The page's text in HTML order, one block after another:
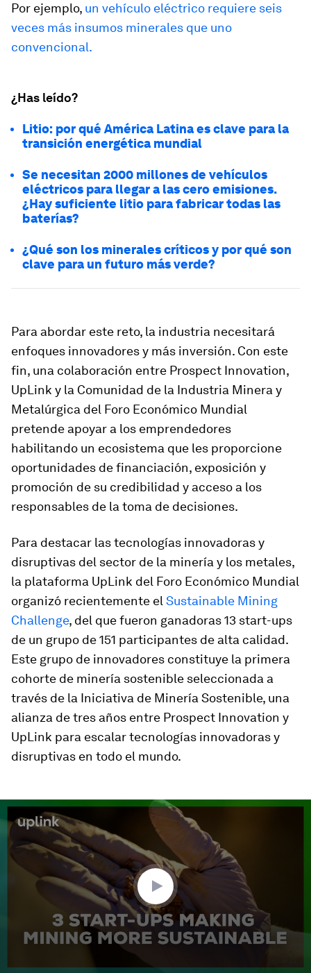
Por ejemplo, un vehículo eléctrico requiere seis
veces más insumos minerales que uno
convencional.
¿Has leído?
Litio: por qué América Latina es clave para la
transición energética mundial
Se necesitan 2000 millones de vehículos
eléctricos para llegar a las cero emisiones.
¿Hay suficiente litio para fabricar todas las
baterías?
¿Qué son los minerales críticos y por qué son
clave para un futuro más verde?
Para abordar este reto, la industria necesitará
enfoques innovadores y más inversión. Con este
fin, una colaboración entre Prospect Innovation,
UpLink y la Comunidad de la Industria Minera y
Metalúrgica del Foro Económico Mundial
pretende apoyar a los emprendedores
habilitando un ecosistema que les proporcione
oportunidades de financiación, exposición y
promoción de su credibilidad y acceso a los
responsables de la toma de decisiones.
Para destacar las tecnologías innovadoras y
disruptivas del sector de la minería y los metales,
la plataforma UpLink del Foro Económico Mundial
organizó recientemente el Sustainable Mining
Challenge, del que fueron ganadoras 13 start-ups
de un grupo de 151 participantes de alta calidad.
Este grupo de innovadores constituye la primera
cohorte de minería sostenible seleccionada a
través de la Iniciativa de Minería Sostenible, una
alianza de tres años entre Prospect Innovation y
UpLink para escalar tecnologías innovadoras y
disruptivas en todo el mundo.
seconds
minute,
58
seconds